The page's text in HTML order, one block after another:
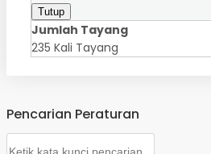
Tutup
Jumlah Tayang
235 Kali Tayang
Pencarian Peraturan